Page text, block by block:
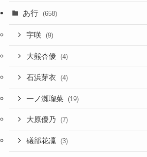
あ行 (658)
宇咲 (9)
大熊杏優 (4)
石浜芽衣 (4)
一ノ瀬瑠菜 (19)
大原優乃 (7)
礒部花凜 (3)